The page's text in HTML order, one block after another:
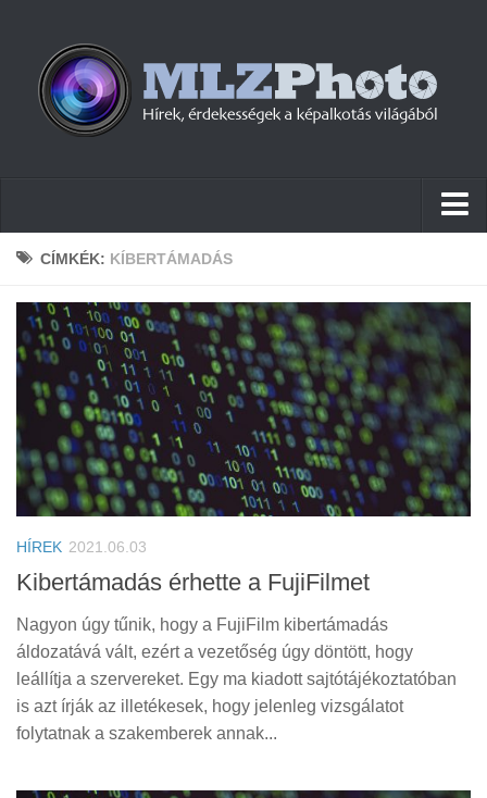
Hírek
Cikkek
Szoftver
Firmware
Tudástár
Tanácsok
Érdekességek
Helyszíni Riport
E-BB
CÍMKÉK: KÍBERTÁMADÁS
HÍREK 2021.06.03
Kibertámadás érhette a FujiFilmet
Nagyon úgy tűnik, hogy a FujiFilm kibertámadás
áldozatává vált, ezért a vezetőség úgy döntött, hogy
leállítja a szervereket. Egy ma kiadott sajtótájékoztatóban
is azt írják az illetékesek, hogy jelenleg vizsgálatot
folytatnak a szakemberek annak...